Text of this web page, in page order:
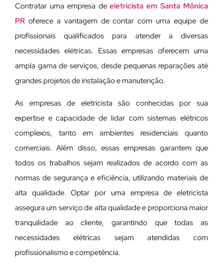
Contratar uma empresa deeletricista em Santa Mônica
PR oferece a vantagem de contar com uma equipe de
profissionais qualificados para atender a diversas
necessidades elétricas. Essas empresas oferecem uma
ampla gama de serviços, desde pequenas reparações até
grandes projetos de instalação e manutenção.
As empresas de eletricista são conhecidas por sua
expertise e capacidade de lidar com sistemas elétricos
complexos, tanto em ambientes residenciais quanto
comerciais. Além disso, essas empresas garantem que
todos os trabalhos sejam realizados de acordo com as
normas de segurança e eficiência, utilizando materiais de
alta qualidade. Optar por uma empresa de eletricista
assegura um serviço de alta qualidade e proporciona maior
tranquilidade ao cliente, garantindo que todas as
necessidades elétricas sejam atendidas com
profissionalismo e competência.